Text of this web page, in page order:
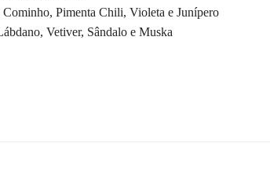
Pimenta Chili, Violeta e Junípero
Vetiver, Sândalo e Muska